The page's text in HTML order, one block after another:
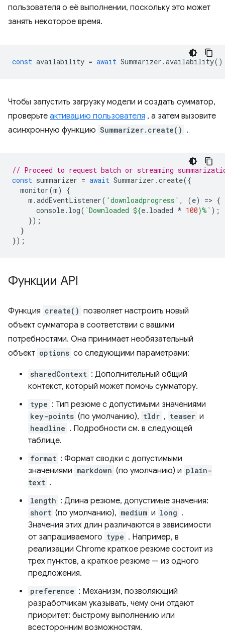
пользователя о её выполнении, поскольку это может
занять некоторое время.
const availability = await Summarizer .availability
Чтобы запустить загрузку модели и создать сумматор,
проверьте активацию пользователя , а затем вызовите
асинхронную функцию Summarizer.create() .
// Proceed to request batch or streaming
const summarizer = await Summarizer .create({
monitor(m)
{
m .addEventListener( 'downloadprogress' , (e) => {
console. log( `Downloaded ${e. loaded * 100}%` );
});
}
});
Функции API
Функция create() позволяет настроить новый
объект сумматора в соответствии с вашими
потребностями. Она принимает необязательный
объект options со следующими параметрами:
sharedContext : Дополнительный общий
контекст, который может помочь сумматору.
type : Тип резюме с допустимыми значениями
key-points (по умолчанию), tldr , teaser и
headline . Подробности см. в следующей
таблице.
format : Формат сводки с допустимыми
значениями markdown (по умолчанию) и plain-
text .
length : Длина резюме, допустимые значения:
short (по умолчанию), medium и long .
Значения этих длин различаются в зависимости
от запрашиваемого type . Например, в
реализации Chrome краткое резюме состоит из
трех пунктов, а краткое резюме — из одного
предложения.
preference : Механизм, позволяющий
разработчикам указывать, чему они отдают
приоритет: быстрому выполнению или
всесторонним возможностям.